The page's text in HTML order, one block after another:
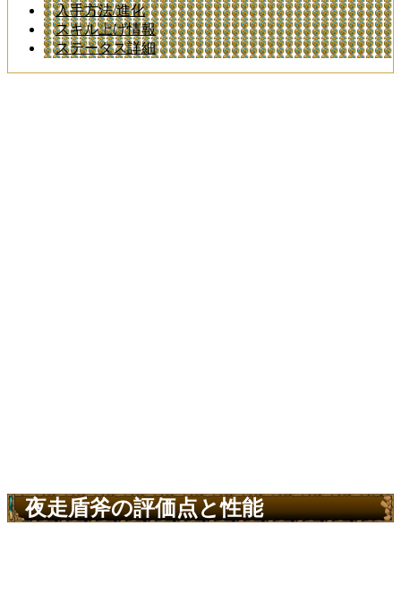
入手方法/進化
スキル上げ情報
ステータス詳細
夜走盾斧の評価点と性能